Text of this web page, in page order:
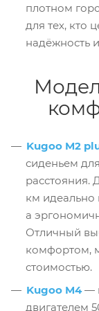
плотном
для тех, кто
надёжность
Kugoo M2
сиденьем
расстояния.
км идеально
а
Отличный
комфортом,
стоимостью.
Kugoo M4—
двигателем